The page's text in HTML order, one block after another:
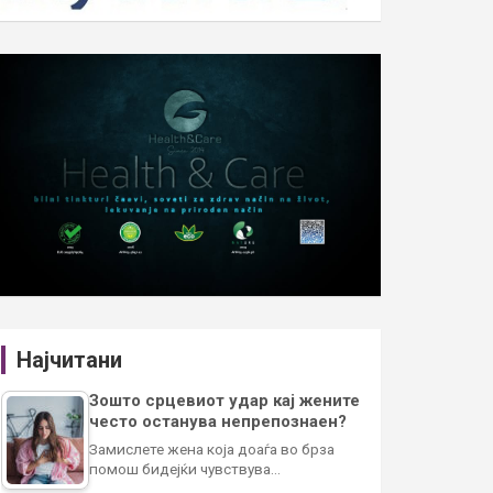
Најчитани
Зошто срцевиот удар кај жените
често останува непрепознаен?
Замислете жена која доаѓа во брза
помош бидејќи чувствува…